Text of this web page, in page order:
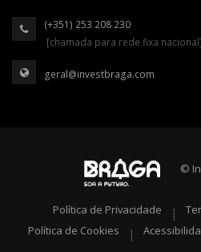
(+351) 253 208 230
[chamada para rede fixa nacional]
geral@investbraga.com
©
Política de Privacidade |
Política de Cookies |